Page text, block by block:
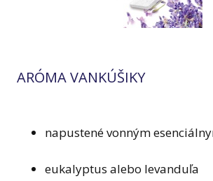
ARÓMA VANKÚŠIKY
napustené vonným
eukalyptus alebo levanduľa